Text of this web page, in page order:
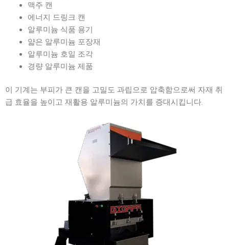
맥주 캔
에너지 드링크 캔
알루미늄 식품 용기
얇은 알루미늄 포장재
알루미늄 호일 조각
경량 알루미늄 제품
이 기계는 부피가 큰 캔을 고밀도 과립으로 압축함으로써 자재 취
급 효율을 높이고 재활용 알루미늄의 가치를 증대시킵니다.